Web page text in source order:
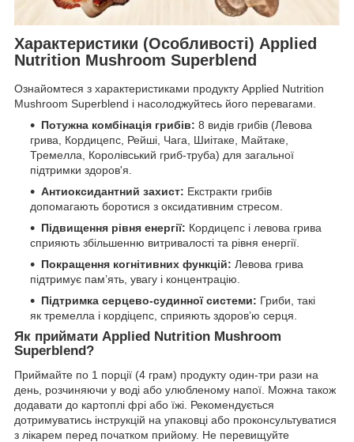
Характеристики (Особливості) Applied
Nutrition Mushroom Superblend
Ознайомтеся з характеристиками продукту Applied Nutrition
Mushroom Superblend і насолоджуйтесь його перевагами.
Потужна комбінація грибів: 8 видів грибів (Левова
грива, Кордицепс, Рейші, Чага, Шиітаке, Майтаке,
Тремелла, Королівський гриб-труба) для загальної
підтримки здоров'я.
Антиоксидантний захист: Екстракти грибів
допомагають боротися з оксидативним стресом.
Підвищення рівня енергії: Кордицепс і левова грива
сприяють збільшенню витривалості та рівня енергії.
Покращення когнітивних функцій: Левова грива
підтримує пам’ять, увагу і концентрацію.
Підтримка серцево-судинної системи: Гриби, такі
як тремелла і кордіцепс, сприяють здоров’ю серця.
Як приймати Applied Nutrition Mushroom
Superblend?
Приймайте по 1 порції (4 грам) продукту один-три рази на
день, розчиняючи у воді або улюбленому напої. Можна також
додавати до картоплі фрі або їжі. Рекомендується
дотримуватись інструкцій на упаковці або проконсультуватися
з лікарем перед початком прийому. Не перевищуйте